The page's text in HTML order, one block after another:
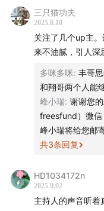
41:29
在超大型行业发
分工细化，并且在每
成本。
今天大家提到
由于中国的产业链较
压、资金占用周期变
而影响PPI以及相关
过去半年，A股
50:42
可视为正常竞争；
业造成负面影响。
当前餐厅业态主
一是单品小菜单
味、热食和堂食环
二是复杂中餐餐
接受效率和成本的
三是商务类型的
✨A股和港股走势
A股和港股的强劲
中国市场正在调整
三只猫功夫
2025.8.10
关注了几个up主
来不油腻，引人深
多咪多咪: 丰哥
和翔哥两个人能
峰小瑞: 谢谢您
freesfund）微信
峰小瑞将给您邮
共3条回复
HD1034172n
2025.9.02
主持人的声音听着